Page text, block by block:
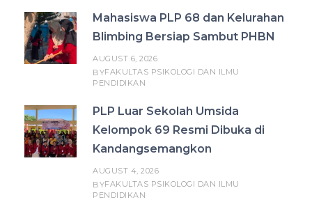
Mahasiswa PLP 68 dan Kelurahan
Blimbing Bersiap Sambut PHBN
AUGUST 6, 2026
BYFAKULTAS PSIKOLOGI DAN ILMU
PENDIDIKAN
PLP Luar Sekolah Umsida
Kelompok 69 Resmi Dibuka di
Kandangsemangkon
AUGUST 4, 2026
BYFAKULTAS PSIKOLOGI DAN ILMU
PENDIDIKAN